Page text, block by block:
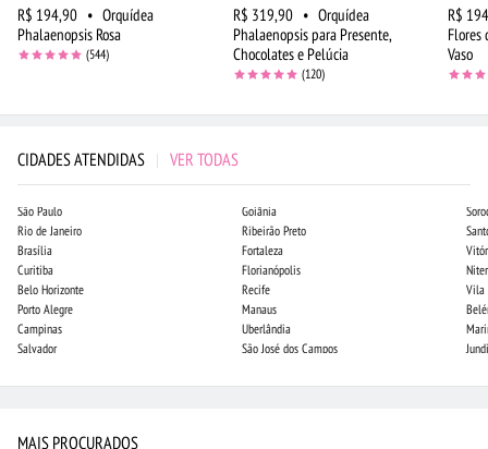
R$ 194,90 • Orquídea
Phalaenopsis Rosa
(544)
R$ 319,90 • Orquídea
Phalaenopsis para Presente,
Chocolates e Pelúcia
(120)
R$
Flores
Vaso
CIDADES ATENDIDAS | VER TODAS
São Paulo
Rio de Janeiro
Brasília
Curitiba
Belo Horizonte
Porto Alegre
Campinas
Salvador
Goiânia
Ribeirão Preto
Fortaleza
Florianópolis
Recife
Manaus
Uberlândia
São José dos Campos
Vila
MAIS PROCURADOS